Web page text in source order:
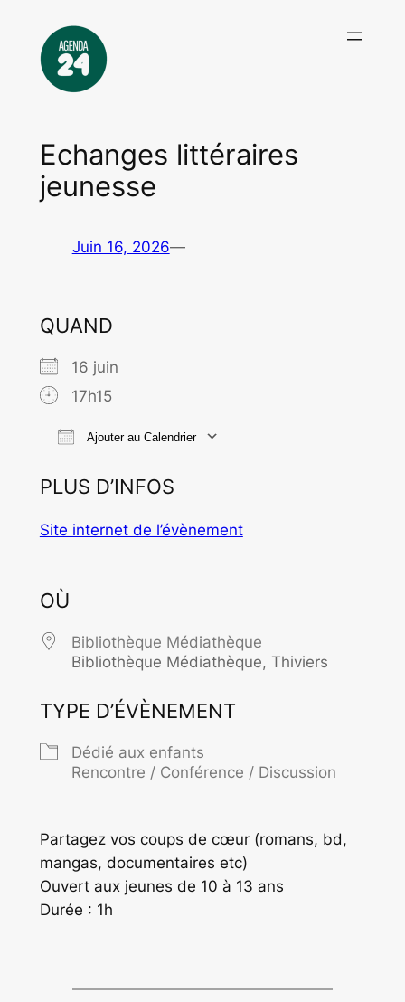
contenu
Echanges littéraires
jeunesse
Juin 16, 2026—
QUAND
16 juin
17h15
Ajouter au Calendrier
PLUS D’INFOS
Site internet de l’évènement
OÙ
Bibliothèque Médiathèque
Bibliothèque Médiathèque, Thiviers
TYPE D’ÉVÈNEMENT
Dédié aux enfants
Rencontre / Conférence / Discussion
Partagez vos coups de cœur (romans, bd,
mangas, documentaires etc)
Ouvert aux jeunes de 10 à 13 ans
Durée : 1h